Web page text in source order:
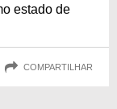
estado de
COMPARTILHAR